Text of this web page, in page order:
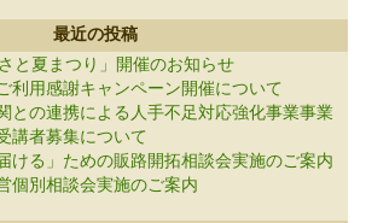
最近の投稿
と夏まつり」開催のお知らせ
利用感謝キャンペーン開催について
との連携による人手不足対応強化事業事業
講者募集について
ける」ための販路開拓相談会実施のご案内
個別相談会実施のご案内